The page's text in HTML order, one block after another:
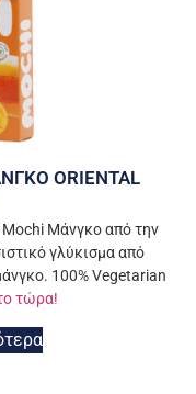
ORIENTAL
Μάνγκο από την
γλύκισμα από
100% Vegetarian
τώρα!